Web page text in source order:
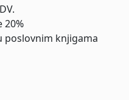
20%
poslovnim knjigama